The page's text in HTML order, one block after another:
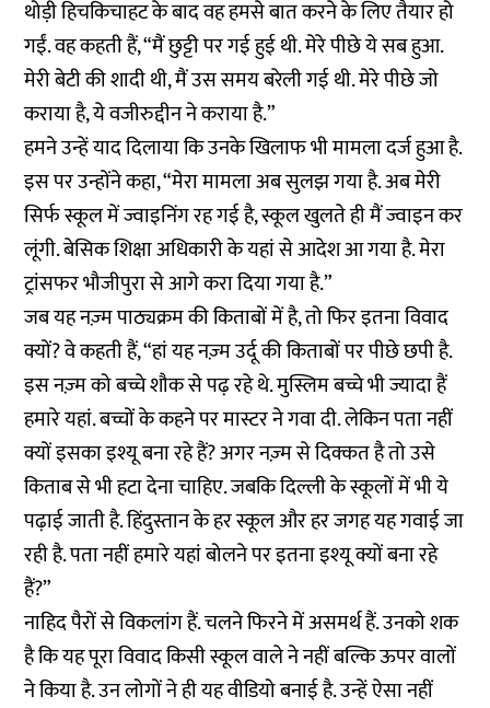
थोड़ी हिचकिचाहट के बाद वह हमसे बात करने के लिए तैयार हो
गईं. वह कहती हैं, “मैं छुट्टी पर गई हुई थी. मेरे पीछे ये सब हुआ.
मेरी बेटी की शादी थी, मैं उस समय बरेली गई थी. मेरे पीछे जो
कराया है, ये वजीरुद्दीन ने कराया है.”
हमने उन्हें याद दिलाया कि उनके खिलाफ भी मामला दर्ज हुआ है.
इस पर उन्होंने कहा, “मेरा मामला अब सुलझ गया है. अब मेरी
सिर्फ स्कूल में ज्वाइनिंग रह गई है, स्कूल खुलते ही मैं ज्वाइन कर
लूंगी. बेसिक शिक्षा अधिकारी के यहां से आदेश आ गया है. मेरा
ट्रांसफर भौजीपुरा से आगे करा दिया गया है.”
जब यह नज़्म पाठ्यक्रम की किताबों में है, तो फिर इतना विवाद
क्यों? वे कहती हैं, “हां यह नज़्म उर्दू की किताबों पर पीछे छपी है.
इस नज़्म को बच्चे शौक से पढ़ रहे थे. मुस्लिम बच्चे भी ज्यादा हैं
हमारे यहां. बच्चों के कहने पर मास्टर ने गवा दी. लेकिन पता नहीं
क्यों इसका इश्यू बना रहे हैं? अगर नज़्म से दिक्कत है तो उसे
किताब से भी हटा देना चाहिए. जबकि दिल्ली के स्कूलों में भी ये
पढ़ाई जाती है. हिंदुस्तान के हर स्कूल और हर जगह यह गवाई जा
रही है. पता नहीं हमारे यहां बोलने पर इतना इश्यू क्यों बना रहे
हैं?”
नाहिद पैरों से विकलांग हैं. चलने फिरने में असमर्थ हैं. उनको शक
है कि यह पूरा विवाद किसी स्कूल वाले ने नहीं बल्कि ऊपर वालों
ने किया है. उन लोगों ने ही यह वीडियो बनाई है. उन्हें ऐसा नहीं